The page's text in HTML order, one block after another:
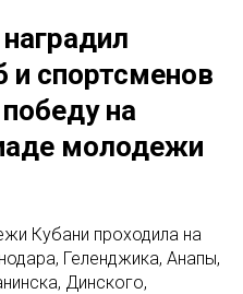
и спортсменов
на
молодежи
Кубани проходила на
Геленджика, Анапы,
Динского,